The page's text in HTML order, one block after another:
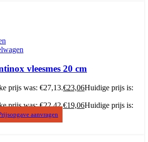
vleesmes 20 cm
prijs was: €27,13.€23,06Huidige prijs is:
prijs was: €22,42.€19,06Huidige prijs is:
aanvragen